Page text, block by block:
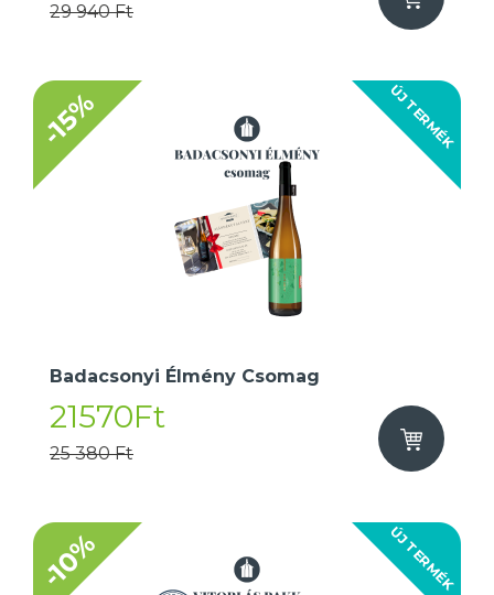
29 940 Ft
ÚJ TERMÉK
-15%
Badacsonyi Élmény Csomag
21570Ft
25 380 Ft
ÚJ TERMÉK
-10%